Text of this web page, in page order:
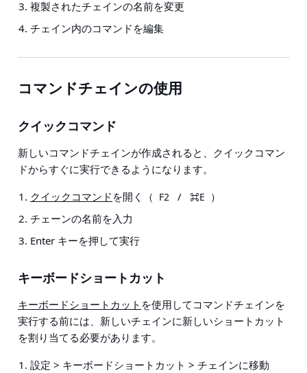
複製されたチェインの名前を変更
チェイン内のコマンドを編集
コマンドチェインの使用
クイックコマンド
新しいコマンドチェインが作成されると、クイックコマン
ドからすぐに実行できるようになります。
クイックコマンド を開く（ F2 / ⌘E ）
チェーンの名前を入力
Enter キーを押して実行
キーボードショートカット
キーボードショートカット を使用してコマンドチェインを
実行する前には、新しいチェインに新しいショートカット
を割り当てる必要があります。
設定 > キーボードショートカット > チェインに移動